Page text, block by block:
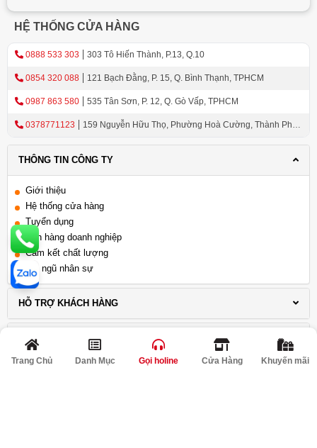
HỆ THỐNG CỬA HÀNG
0888 533 303 303 Tô Hiến Thành, P.13, Q.10
0854 320 088 121 Bạch Đằng, P. 15, Q. Bình Thạnh, TPHCM
0987 863 580 535 Tân Sơn, P. 12, Q. Gò Vấp, TPHCM
0378771123
159 Nguyễn Hữu Thọ, Phường Hoà Cường, Thành Phố
THÔNG TIN CÔNG TY
Giới thiệu
Hệ thống cửa hàng
Tuyển dụng
Bán hàng doanh nghiệp
Cam kết chất lượng
Đội ngũ nhân sự
HỖ TRỢ KHÁCH HÀNG
LIÊN HỆ
Trang Chủ Danh Mục Gọi holine Cửa Hàng Khuyến mãi